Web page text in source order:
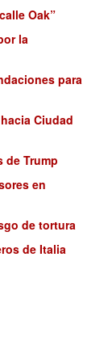
Oak”
la
para
Ciudad
de Trump
en
de tortura
de Italia